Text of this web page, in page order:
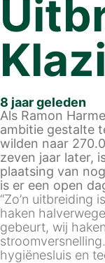
8 jaar geleden
Als Ramon
ambitie gestalte
wilden naar
zeven jaar later,
plaatsing van
is er een open
“Zo’n uitbreiding
haken
gebeurt, wij
hygiënesluis en